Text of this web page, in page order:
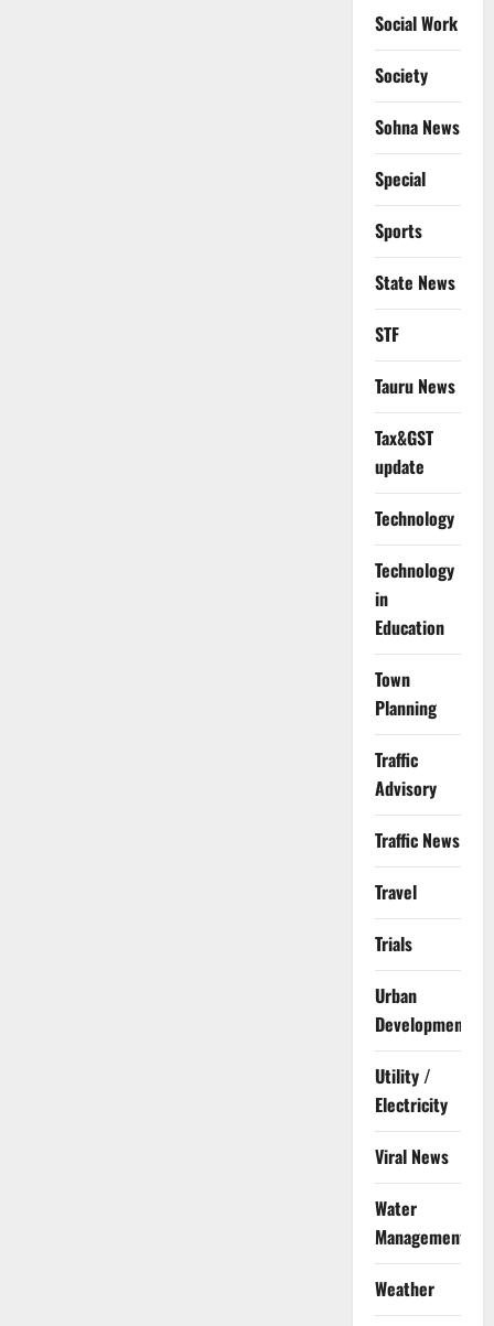
Social Work
Society
Sohna News
Special
Sports
State News
STF
Tauru News
Tax&GST
update
Technology
Technology
in
Education
Town
Planning
Traffic
Advisory
Traffic News
Travel
Trials
Urban
Development
Utility /
Electricity
Viral News
Water
Management
Weather